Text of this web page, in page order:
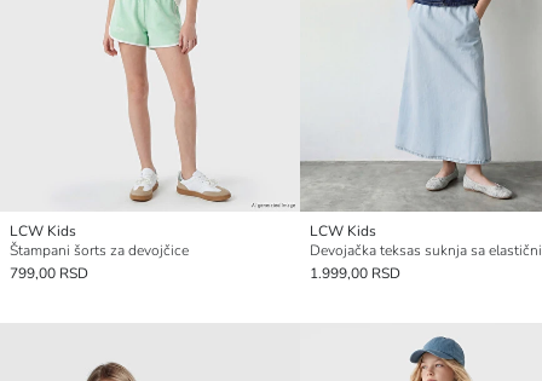
LCW Kids
Štampani šorts za devojčice
799,00 RSD
LCW Kids
1.999,00 RSD